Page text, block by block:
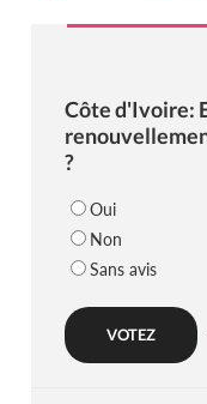
Côte d'Ivoire:
?
Oui
Non
Sans avis